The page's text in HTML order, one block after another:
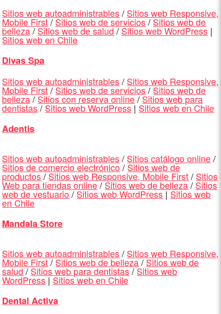
Sitios web autoadministrables/ Sitios web Responsive,
Mobile First/Sitios web de servicios/Sitios web de
belleza/Sitios web de salud/Sitios web WordPress |
Sitios web en Chile
Divas Spa
Sitios web autoadministrables/ Sitios web Responsive,
Mobile First/Sitios web de servicios/Sitios web de
belleza/Sitios con reserva online/Sitios web para
dentistas/Sitios web WordPress| Sitios web en Chile
Adentis
Sitios web autoadministrables/ Sitios catálogo online/
Sitios de comercio electrónico/Sitios web de
productos/Sitios web Responsive, Mobile First/ Sitios
Web para tiendas online/Sitios web de belleza/ Sitios
web de vestuario/Sitios web WordPress|Sitios web
en Chile
Mandala Store
Sitios web autoadministrables/ Sitios web Responsive,
Mobile First/Sitios web de belleza/Sitios web de
salud/Sitios web para dentistas/Sitios web
WordPress|Sitios web en Chile
Dental Activa